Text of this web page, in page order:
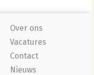
Over ons
Vacatures
Contact
Nieuws